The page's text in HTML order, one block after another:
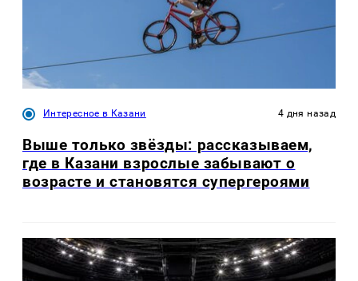
Интересное в Казани 4 дня назад
Выше только звёзды: рассказываем,
где в Казани взрослые забывают о
возрасте и становятся супергероями